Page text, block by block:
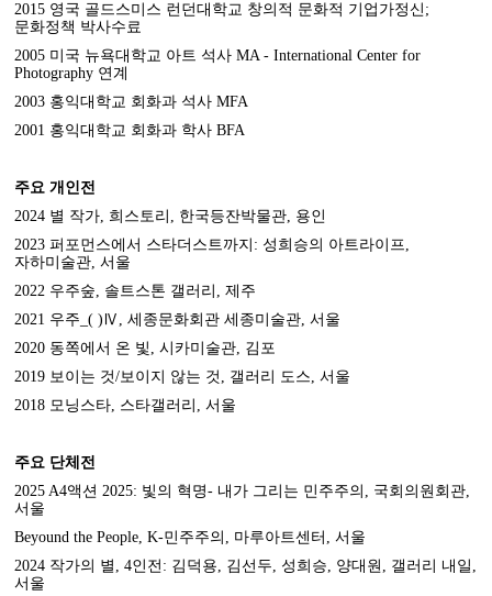
2015 영국 골드스미스 런던대학교 창의적 문화적 기업가정신 ;
문화정책 박사수료
2005 미국 뉴욕대학교 아트 석사MA - International Center for
Photography 연계
2003 홍익대학교 회화과 석사MFA
2001 홍익대학교 회화과 학사BFA
주요 개인전
2024 별 작가, 희스토리 , 한국등잔박물관, 용인
2023퍼포먼스에서 스타더스트까지 : 성희승의 아트라이프,
자하미술관,서울
2022 우주숲, 솔트스톤 갤러리 ,제주
2021 우주 _( ) Ⅳ ,세종문화회관 세종미술관,서울
2020 동쪽에서 온 빛 ,시카미술관, 김포
2019 보이는 것/보이지 않는 것 , 갤러리 도스,서울
2018 모닝스타, 스타갤러리 ,서울
주요 단체전
2025 A4액션2025: 빛의 혁명- 내가 그리는 민주주의 , 국회의원회관,
서울
Beyound the People, K-민주주의 , 마루아트센터 ,서울
2024 작가의 별 , 4인전 : 김덕용, 김선두, 성희승, 양대원 , 갤러리 내일 ,
서울